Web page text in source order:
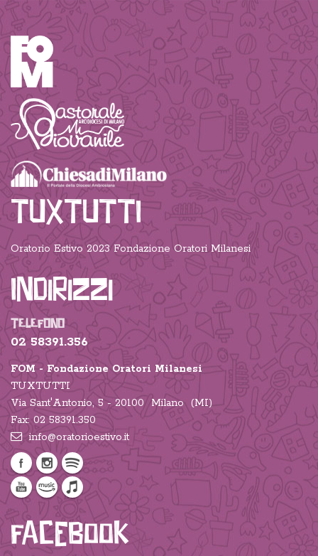
TUXTUTTI
Oratorio Estivo 2023 Fondazione Oratori Milanesi
Indirizzi
TELEFONO
02 58391.356
FOM - Fondazione Oratori Milanesi
TUXTUTTI
Via Sant'Antonio, 5 - 20100 Milano (MI)
Fax: 02 58391.350
info@oratorioestivo.it
Facebook